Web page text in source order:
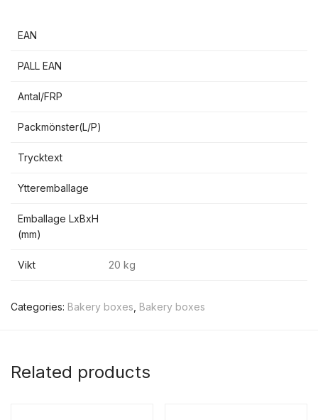
EAN
PALL EAN
Antal/FRP
Packmönster(L/P)
Trycktext
Ytteremballage
Emballage LxBxH
(mm)
Vikt 20 kg
Categories: Bakery boxes Bakery boxes
Related products